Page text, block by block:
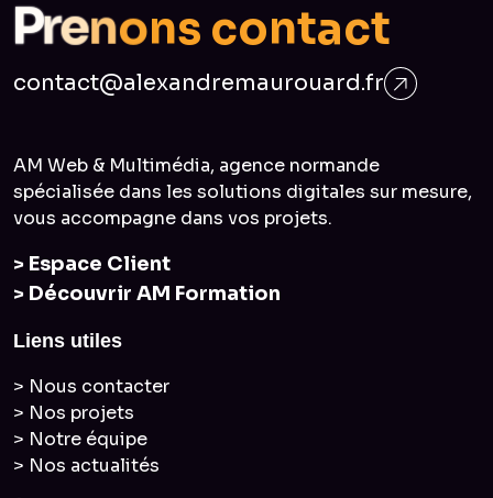
Prenons contact
contact@alexandremaurouard.fr
AM Web & Multimédia, agence normande
spécialisée dans les solutions digitales sur mesure,
vous accompagne dans vos projets.
> Espace Client
> Découvrir AM Formation
Liens utiles
> Nous contacter
> Nos projets
> Notre équipe
> Nos actualités